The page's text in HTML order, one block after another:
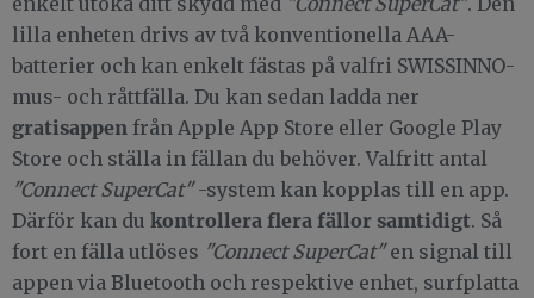
lilla enheten drivs av två konventionella AAA-
batterier och kan enkelt fästas på valfri SWISSINNO-
mus- och råttfälla. Du kan sedan ladda ner
gratisappen från Apple App Store eller Google Play
Store och ställa in fällan du behöver. Valfritt antal
"Connect SuperCat"-system kan kopplas till en app.
Därför kan du kontrollera flera fällor samtidigt. Så
fort en fälla utlöses "Connect SuperCat"en signal till
appen via Bluetooth och respektive enhet, surfplatta